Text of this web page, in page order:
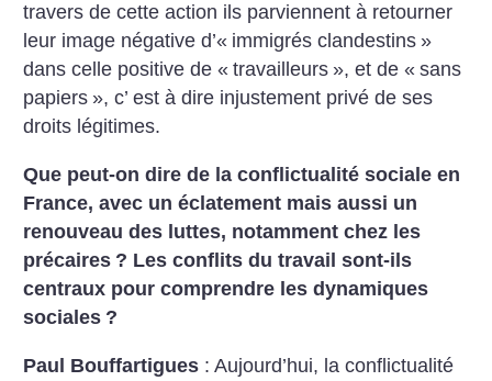
travers de cette action ils parviennent à retourner
leur image négative d’« immigrés clandestins »
dans celle positive de « travailleurs », et de « sans
papiers », c’ est à dire injustement privé de ses
droits légitimes.
Que peut-on dire de la conflictualité sociale en
France, avec un éclatement mais aussi un
renouveau des luttes, notamment chez les
précaires ? Les conflits du travail sont-ils
centraux pour comprendre les dynamiques
sociales ?
Paul Bouffartigues : Aujourd’hui, la conflictualité